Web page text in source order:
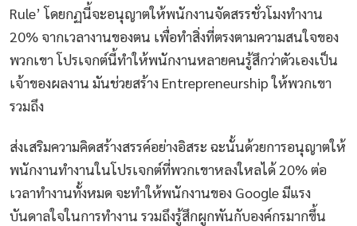
Rule’ โดยกฏนี้จะอนุญาตให้พนักงานจัดสรรชั่วโมงทำงาน
20% จากเวลางานของตน เพื่อทำสิ่งที่ตรงตามความสนใจของ
พวกเขา โปรเจกต์นี้ทำให้พนักงานหลายคนรู้สึกว่าตัวเองเป็น
เจ้าของผลงาน มันช่วยสร้าง Entrepreneurship ให้พวกเขา
รวมถึง
ส่งเสริมความคิดสร้างสรรค์อย่างอิสระ ฉะนั้นด้วยการอนุญาตให้
พนักงานทำงานในโปรเจกต์ที่พวกเขาหลงใหลได้ 20% ต่อ
เวลาทำงานทั้งหมด จะทำให้พนักงานของ Google มีแรง
บันดาลใจในการทำงาน รวมถึงรู้สึกผูกพันกับองค์กรมากขึ้น